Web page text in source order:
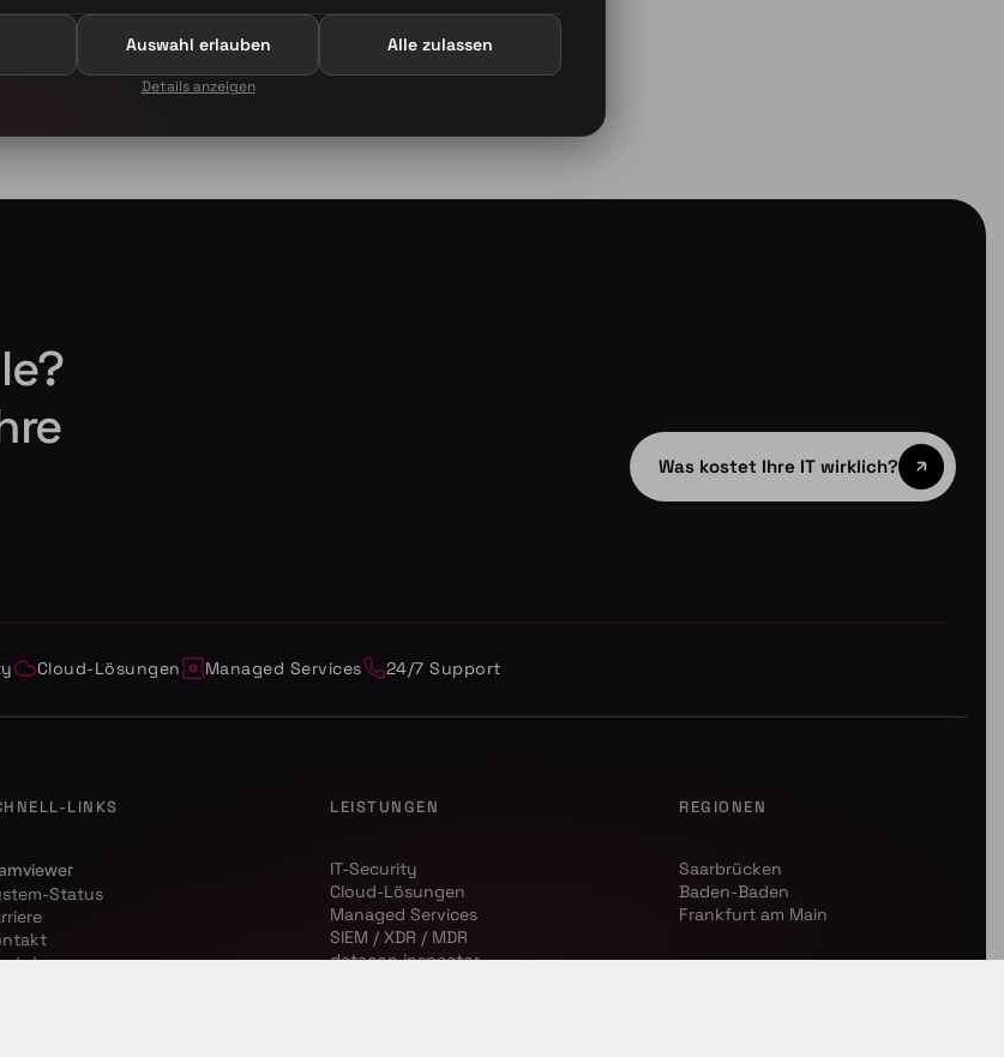
Auswahl erlauben Alle zulassen
Details anzeigen
Was kostet Ihre IT wirklich?
Cloud-Lösungen Managed Services 24/7 Support
LINKS
Status
LEISTUNGEN
IT-Security
Cloud-Lösungen
Managed Services
SIEM / XDR / MDR
detacon inspector
REGIONEN
Saarbrücken
Baden-Baden
Frankfurt am Main